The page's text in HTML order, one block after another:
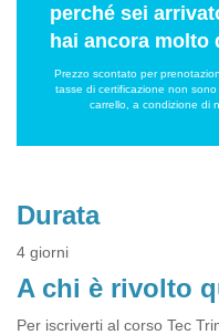
perché sei
hai ancora molto
Prezzo scontato per
tasse di certificazione non
carrello, a condizione di
Durata
4 giorni
A chi è rivolto
Per iscriverti al corso Tec